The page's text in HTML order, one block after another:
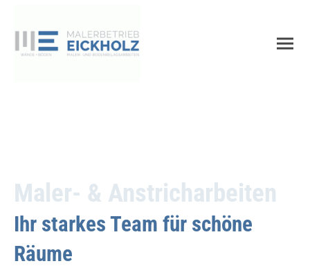
Maler- & Anstricharbeiten
Ihr starkes Team für schöne
Räume